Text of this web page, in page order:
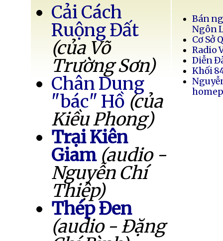
Cải Cách
Ruộng Đất
(của Võ
Trường Sơn)
Chân Dung
"bác" Hồ (của
Kiều Phong)
Trại Kiên
Giam (audio -
Nguyễn Chí
Thiệp)
Thép Đen
(audio - Đặng
Bán
Ngôn
Cơ Sở
Radio
Diễn
Khối